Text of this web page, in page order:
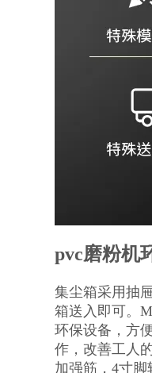
pvc磨粉机
集尘箱采用抽
箱送入即可。
环保设备，方
作，改善工人
加强筋，4寸